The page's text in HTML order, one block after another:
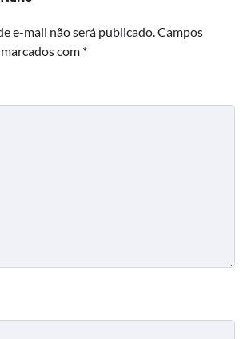
e-mail não será publicado.Campos
com *